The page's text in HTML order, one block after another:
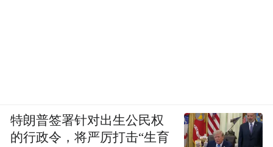
特朗普签署针对出生公民权
的行政令，将严厉打击“生育